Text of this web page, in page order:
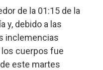
de la 01:15 de la
y, debido a las
inclemencias
cuerpos fue
este martes